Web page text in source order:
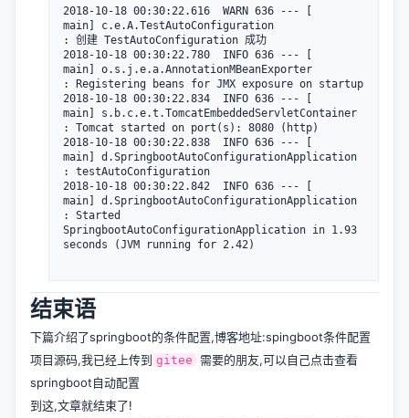
2018-10-18 00:30:22.616  WARN 636 --- [
main] c.e.A.TestAutoConfiguration
: 创建 TestAutoConfiguration 成功
2018-10-18 00:30:22.780  INFO 636 --- [
main] o.s.j.e.a.AnnotationMBeanExporter
: Registering beans for JMX exposure on startup
2018-10-18 00:30:22.834  INFO 636 --- [
main] s.b.c.e.t.TomcatEmbeddedServletContainer
: Tomcat started on port(s): 8080 (http)
2018-10-18 00:30:22.838  INFO 636 --- [
main] d.SpringbootAutoConfigurationApplication
: testAutoConfiguration
2018-10-18 00:30:22.842  INFO 636 --- [
main] d.SpringbootAutoConfigurationApplication
: Started
SpringbootAutoConfigurationApplication in 1.93
seconds (JVM running for 2.42)
结束语
下篇介绍了springboot的条件配置,博客地址:spingboot条件配置
项目源码,我已经上传到 gitee 需要的朋友,可以自己点击查看
springboot自动配置
到这,文章就结束了!